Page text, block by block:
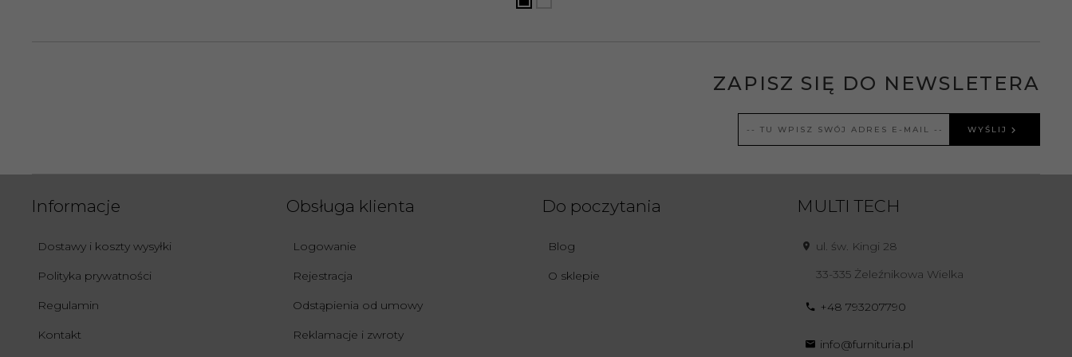
Szerokość (cm):
Szerokość
ZAPISZ SIĘ DO NEWSLETERA
WYŚLIJ
Informacje
Dostawy i koszty wysyłki
Polityka prywatności
Regulamin
Kontakt
Obsługa klienta
Logowanie
Rejestracja
Odstąpienia od umowy
Reklamacje i zwroty
Do poczytania
Blog
O sklepie
MULTI TECH
ul. św. Kingi 28
33-335 Żeleźnikowa Wielka
+48 793207790
info@furnituria.pl